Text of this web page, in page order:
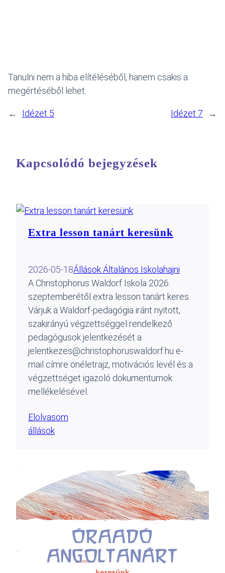
Tanulni nem a hiba elítéléséből, hanem csakis a
megértéséből lehet.
← Idézet 5 Idézet 7 →
Kapcsolódó bejegyzések
Extra lesson tanárt keresünk
2026-05-18Állások Általános Iskolahajni
A Christophorus Waldorf Iskola 2026.
szeptemberétől extra lesson tanárt keres.
Várjuk a Waldorf-pedagógia iránt nyitott,
szakirányú végzettséggel rendelkező
pedagógusok jelentkezését a
jelentkezes@christophoruswaldorf.hu e-
mail címre önéletrajz, motivációs levél és a
végzettséget igazoló dokumentumok
mellékelésével.
Elolvasom
állások